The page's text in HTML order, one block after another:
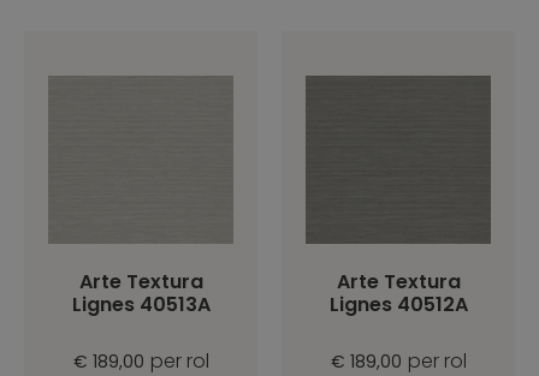
Arte Textura
Lignes 40513A
€ 189,00 per rol
Arte Textura
Lignes 40512A
€ 189,00 per rol